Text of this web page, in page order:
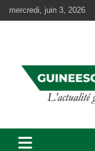
au
mercredi, juin 3, 2026